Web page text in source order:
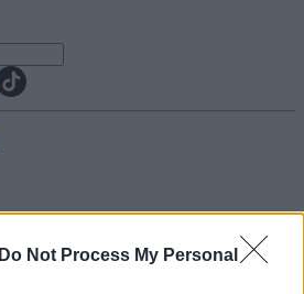
Do Not Process My Personal